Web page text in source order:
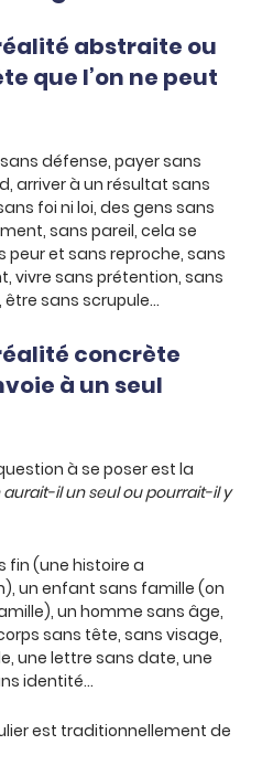
abstraite ou
que l’on ne peut
défense, payer sans
arriver à un résultat sans
foi ni loi, des gens sans
sans pareil, cela se
et sans reproche, sans
vivre sans prétention, sans
sans scrupule…
concrète
à un seul
à se poser est la
aurait-il un seul ou pourrait-il y
fin (une histoire a
un enfant sans famille (on
un homme sans âge,
sans tête, sans visage,
une lettre sans date, une
identité…
est traditionnellement de